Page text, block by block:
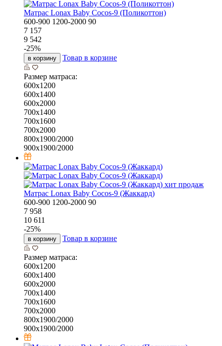
Матрас Lonax Baby Cocos-9 (Поликоттон)
600-900 1200-2000 90
7 157
9 542
-25%
в корзину Товар в корзине
Размер матраса:
600х1200
600х1400
600х2000
700х1400
700х1600
700х2000
800х1900/2000
900х1900/2000
хит продаж
Матрас Lonax Baby Cocos-9 (Жаккард)
600-900 1200-2000 90
7 958
10 611
-25%
в корзину Товар в корзине
Размер матраса:
600х1200
600х1400
600х2000
700х1400
700х1600
700х2000
800х1900/2000
900х1900/2000